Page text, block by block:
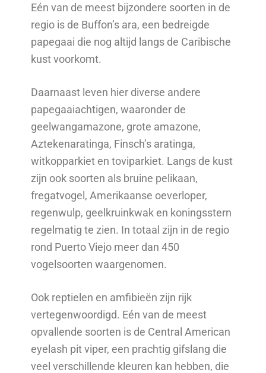
Eén van de meest bijzondere soorten in de
regio is de Buffon’s ara, een bedreigde
papegaai die nog altijd langs de Caribische
kust voorkomt.
Daarnaast leven hier diverse andere
papegaaiachtigen, waaronder de
geelwangamazone, grote amazone,
Aztekenaratinga, Finsch’s aratinga,
witkopparkiet en toviparkiet. Langs de kust
zijn ook soorten als bruine pelikaan,
fregatvogel, Amerikaanse oeverloper,
regenwulp, geelkruinkwak en koningsstern
regelmatig te zien. In totaal zijn in de regio
rond Puerto Viejo meer dan 450
vogelsoorten waargenomen.
Ook reptielen en amfibieën zijn rijk
vertegenwoordigd. Eén van de meest
opvallende soorten is de Central American
eyelash pit viper, een prachtig gifslang die
veel verschillende kleuren kan hebben, die